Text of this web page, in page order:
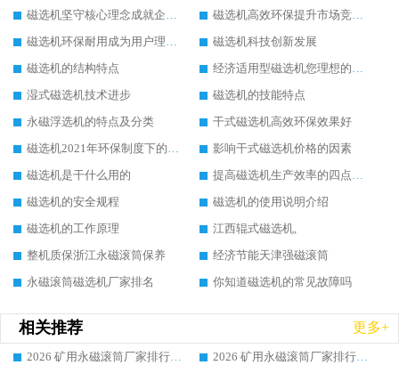
磁选机坚守核心理念成就企业辉煌
磁选机高效环保提升市场竞争力
磁选机环保耐用成为用户理想选择
磁选机科技创新发展
磁选机的结构特点
经济适用型磁选机您理想的选择
湿式磁选机技术进步
磁选机的技能特点
永磁浮选机的特点及分类
干式磁选机高效环保效果好
磁选机2021年环保制度下的发展出路
影响干式磁选机价格的因素
磁选机是干什么用的
提高磁选机生产效率的四点方法
磁选机的安全规程
磁选机的使用说明介绍
磁选机的工作原理
江西辊式磁选机,
整机质保浙江永磁滚筒保养
经济节能天津强磁滚筒
永磁滚筒磁选机厂家排名
你知道磁选机的常见故障吗
相关推荐 更多+
2026 矿用永磁滚筒厂家排行榜选购干货指南 行业口碑标杆华体会手机网页版-华体会(中国) 实力出众
2026 矿用永磁滚筒厂家排行榜选购指南，行业口碑领域强者华体会手机网页版-华体会(中国)